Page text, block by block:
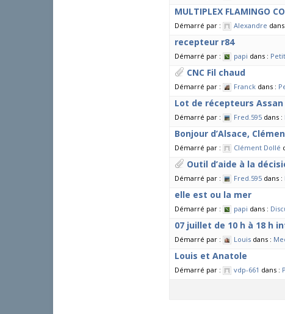
MULTIPLEX FLAMINGO
Démarré par : Alexandre
recepteur r84
Démarré par : papi dans :
CNC Fil chaud
Démarré par : Franck dans :
Lot de récepteurs Assan
Démarré par : Fred.595 dans :
Bonjour d’Alsace,
Démarré par : Clément Dollé
Outil d’aide à la
Démarré par : Fred.595 dans :
elle est ou la mer
Démarré par : papi dans :
07 juillet de 10 h à 18 h
Démarré par : Louis dans :
Louis et Anatole
Démarré par : vdp-661 dans :